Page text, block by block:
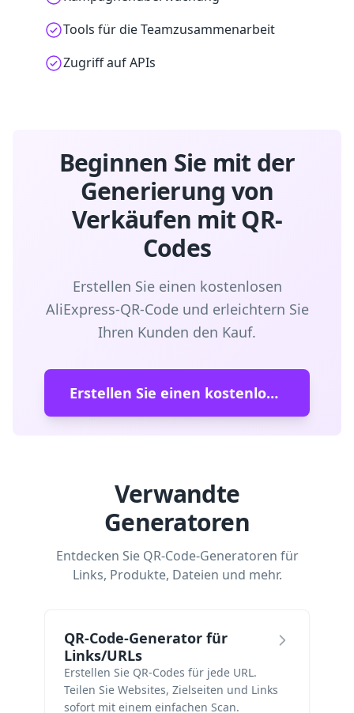
Tools für die Teamzusammenarbeit
Zugriff auf APIs
Beginnen Sie mit der
Generierung von
Verkäufen mit QR-
Codes
Erstellen Sie einen kostenlosen
AliExpress-QR-Code und erleichtern Sie
Ihren Kunden den Kauf.
Erstellen Sie einen kostenlosen QR-Code
Verwandte
Generatoren
Entdecken Sie QR-Code-Generatoren für
Links, Produkte, Dateien und mehr.
QR-Code-Generator für
Links/URLs
Erstellen Sie QR-Codes für jede URL.
Teilen Sie Websites, Zielseiten und Links
sofort mit einem einfachen Scan.